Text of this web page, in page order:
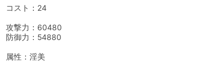
コスト：24
攻撃力：60480
防御力：54880
属性：淫美